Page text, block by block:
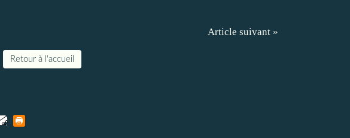
Article suivant »
Retour à l'accueil